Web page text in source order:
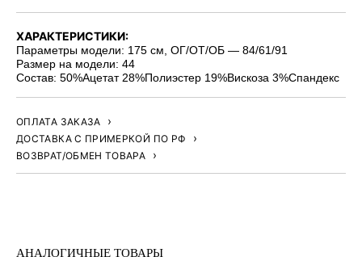
ХАРАКТЕРИСТИКИ:
Параметры модели: 175 см, ОГ/ОТ/ОБ — 84/61/91
Размер на модели: 44
Состав: 50%Ацетат 28%Полиэстер 19%Вискоза 3%Спандекс
ОПЛАТА ЗАКАЗА
ДОСТАВКА С ПРИМЕРКОЙ ПО РФ
ВОЗВРАТ/ОБМЕН ТОВАРА
АНАЛОГИЧНЫЕ ТОВАРЫ